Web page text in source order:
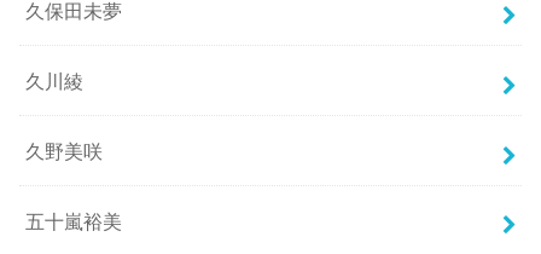
久保田未夢
久川綾
久野美咲
五十嵐裕美